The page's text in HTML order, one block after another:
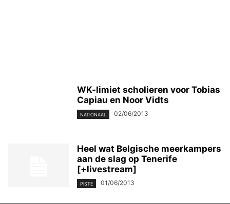
WK-limiet scholieren voor Tobias
Capiau en Noor Vidts
NATIONAAL 02/06/2013
Heel wat Belgische meerkampers
aan de slag op Tenerife
[+livestream]
PISTE 01/06/2013